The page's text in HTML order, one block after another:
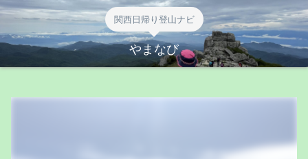
関西日帰り登山ナビ
やまなび